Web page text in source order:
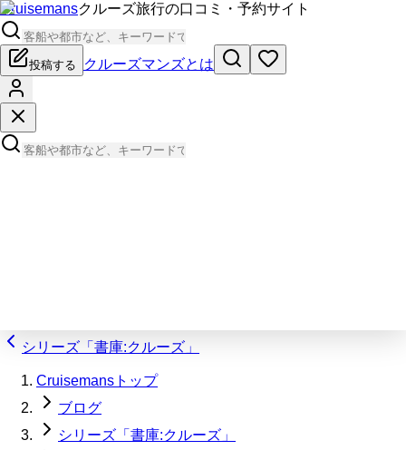
Cruisemansクルーズ旅行の口コミ・予約サイト
投稿する クルーズマンズとは
シリーズ「書庫:クルーズ」
Cruisemansトップ
ブログ
シリーズ「書庫:クルーズ」